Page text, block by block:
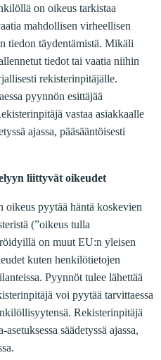
on oikeus tarkistaa
mahdollisen virheellisen
tiedon täydentämistä. Mikäli
tiedot tai vaatia niihin
rekisterinpitäjälle.
pyynnön esittäjää
vastaa asiakkaalle
ajassa, pääsääntöisesti
liittyvät oikeudet
oikeus pyytää häntä koskevien
(”oikeus tulla
on muut EU:n yleisen
kuten henkilötietojen
Pyynnöt tulee lähettää
voi pyytää tarvittaessa
Rekisterinpitäjä
säädetyssä ajassa,